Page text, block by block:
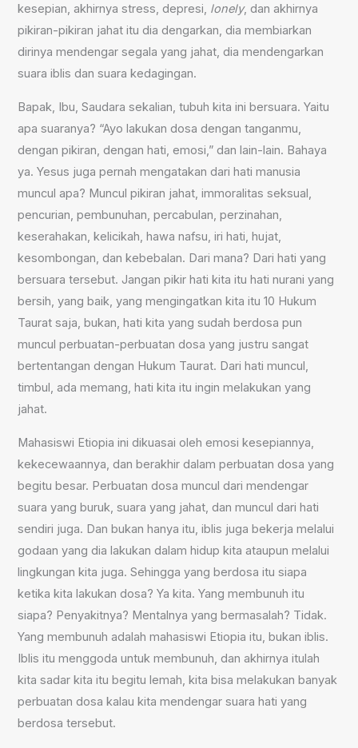
kesepian, akhirnya stress, depresi, lonely, dan akhirnya
pikiran-pikiran jahat itu dia dengarkan, dia membiarkan
dirinya mendengar segala yang jahat, dia mendengarkan
suara iblis dan suara kedagingan.
Bapak, Ibu, Saudara sekalian, tubuh kita ini bersuara. Yaitu
apa suaranya? “Ayo lakukan dosa dengan tanganmu,
dengan pikiran, dengan hati, emosi,” dan lain-lain. Bahaya
ya. Yesus juga pernah mengatakan dari hati manusia
muncul apa? Muncul pikiran jahat, immoralitas seksual,
pencurian, pembunuhan, percabulan, perzinahan,
keserahakan, kelicikah, hawa nafsu, iri hati, hujat,
kesombongan, dan kebebalan. Dari mana? Dari hati yang
bersuara tersebut. Jangan pikir hati kita itu hati nurani yang
bersih, yang baik, yang mengingatkan kita itu 10 Hukum
Taurat saja, bukan, hati kita yang sudah berdosa pun
muncul perbuatan-perbuatan dosa yang justru sangat
bertentangan dengan Hukum Taurat. Dari hati muncul,
timbul, ada memang, hati kita itu ingin melakukan yang
jahat.
Mahasiswi Etiopia ini dikuasai oleh emosi kesepiannya,
kekecewaannya, dan berakhir dalam perbuatan dosa yang
begitu besar. Perbuatan dosa muncul dari mendengar
suara yang buruk, suara yang jahat, dan muncul dari hati
sendiri juga. Dan bukan hanya itu, iblis juga bekerja melalui
godaan yang dia lakukan dalam hidup kita ataupun melalui
lingkungan kita juga. Sehingga yang berdosa itu siapa
ketika kita lakukan dosa? Ya kita. Yang membunuh itu
siapa? Penyakitnya? Mentalnya yang bermasalah? Tidak.
Yang membunuh adalah mahasiswi Etiopia itu, bukan iblis.
Iblis itu menggoda untuk membunuh, dan akhirnya itulah
kita sadar kita itu begitu lemah, kita bisa melakukan banyak
perbuatan dosa kalau kita mendengar suara hati yang
berdosa tersebut.